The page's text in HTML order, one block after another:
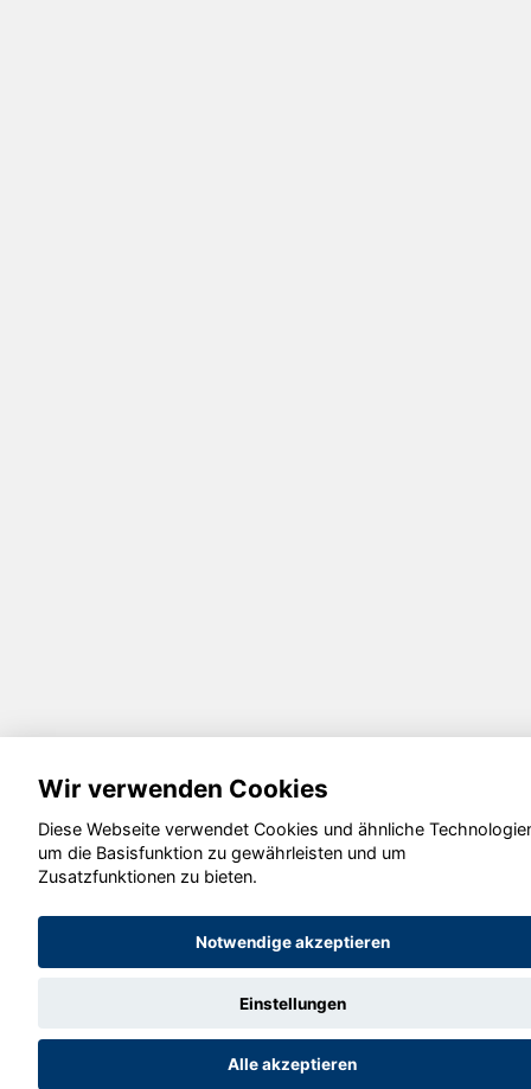
Wir verwenden Cookies
Diese Webseite verwendet Cookies und ähnliche
um die Basisfunktion zu gewährleisten und um
Zusatzfunktionen zu bieten.
Notwendige akzeptieren
Einstellungen
Alle akzeptieren